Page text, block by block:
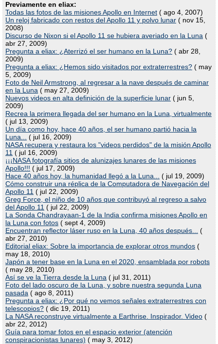
Previamente en eliax:
Todas las fotos de las misiones Apollo en Internet ( ago 4, 2007)
Un reloj fabricado con restos del Apollo 11 y polvo lunar ( nov 15,
2008)
Discurso de Nixon si el Apollo 11 se hubiera averiado en la Luna (
abr 27, 2009)
Pregunta a eliax: ¿Aterrizó el ser humano en la Luna? ( abr 28,
2009)
Pregunta a eliax: ¿Hemos sido visitados por extraterrestres? ( may
5, 2009)
Foto de Neil Armstrong, al regresar a la nave después de caminar
en la Luna ( may 27, 2009)
Nuevos videos en alta definición de la superficie lunar ( jun 5,
2009)
Recrea la primera llegada del ser humano en la Luna, virtualmente
( jul 13, 2009)
Un día como hoy, hace 40 años, el ser humano partió hacia la
Luna...
( jul 16, 2009)
NASA recupera y restaura los "videos perdidos" de la misión Apollo
11 ( jul 16, 2009)
¡¡¡NASA fotografía sitios de alunizajes lunares de las misiones
Apollo!!! ( jul 17, 2009)
Hace 40 años hoy, la humanidad llegó a la Luna...
( jul 19, 2009)
Cómo construir una réplica de la Computadora de Navegación del
Apollo 11 ( jul 22, 2009)
Greg Force, el niño de 10 años que contribuyó al regreso a salvo
del Apollo 11 ( jul 22, 2009)
La Sonda Chandrayaan-1 de la India confirma misiones Apollo en
la Luna con fotos ( sept 4, 2009)
Encuentran reflector láser ruso en la Luna, 40 años después...
(
abr 27, 2010)
Editorial eliax: Sobre la importancia de explorar otros mundos (
may 18, 2010)
Japón a tener base en la Luna en el 2020, ensamblada por robots
( may 28, 2010)
Así se ve la Tierra desde la Luna ( jul 31, 2011)
Foto del lado oscuro de la Luna, y sobre nuestra segunda Luna
pasada ( ago 8, 2011)
Pregunta a eliax: ¿Por qué no vemos señales extraterrestres con
telescopios? ( dic 19, 2011)
La NASA reconstruye virtualmente a Earthrise. Inspirador. Video (
abr 22, 2012)
Guía para tomar fotos en el espacio exterior (atención
conspiracionistas lunares) ( may 3, 2012)